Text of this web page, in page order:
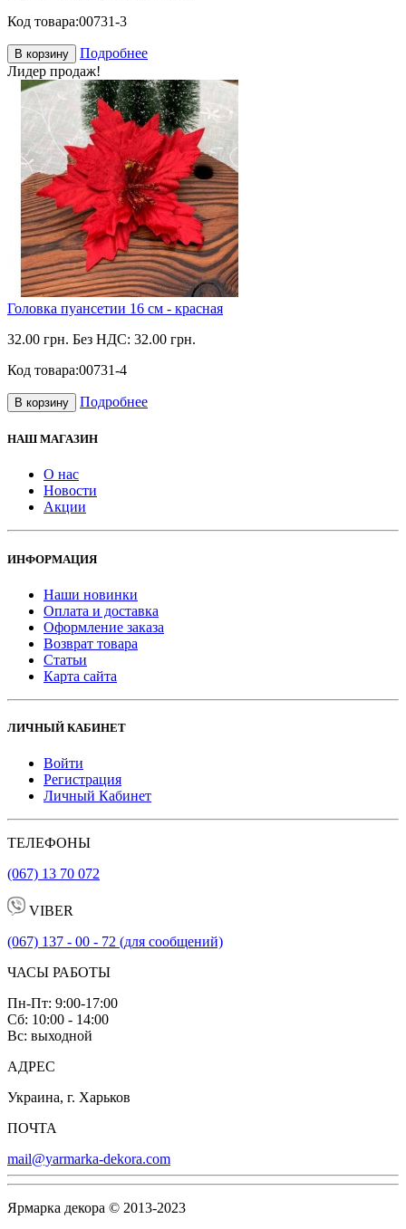
Код товара:00731-3
В корзину
Подробнее
Лидер продаж!
Головка пуансетии 16 см - красная
32.00 грн. Без НДС: 32.00 грн.
Код товара:00731-4
В корзину Подробнее
НАШ МАГАЗИН
О нас
Новости
Акции
ИНФОРМАЦИЯ
Наши новинки
Оплата и доставка
Оформление заказа
Возврат товара
Статьи
Карта сайта
ЛИЧНЫЙ КАБИНЕТ
Войти
Регистрация
Личный Кабинет
ТЕЛЕФОНЫ
(067) 13 70 072
VIBER
(067) 137 - 00 - 72 (для сообщений)
ЧАСЫ РАБОТЫ
Пн-Пт: 9:00-17:00
Сб: 10:00 - 14:00
Вс: выходной
АДРЕС
Украина, г. Харьков
ПОЧТА
mail@yarmarka-dekora.com
Ярмарка декора © 2013-2023